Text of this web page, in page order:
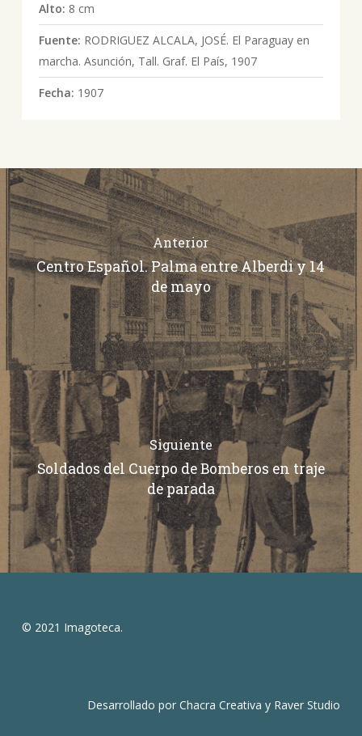
Alto: 8 cm
Fuente: RODRIGUEZ ALCALA, JOSÉ. El Paraguay en
marcha. Asunción, Tall. Graf. El País, 1907
Fecha: 1907
Anterior
Centro Español. Palma entre Alberdi y 14
de mayo
Siguiente
Soldados del Cuerpo de Bomberos en traje
de parada
© 2021 Imagoteca.
Desarrollado porChacra Creativa y Raver Studio